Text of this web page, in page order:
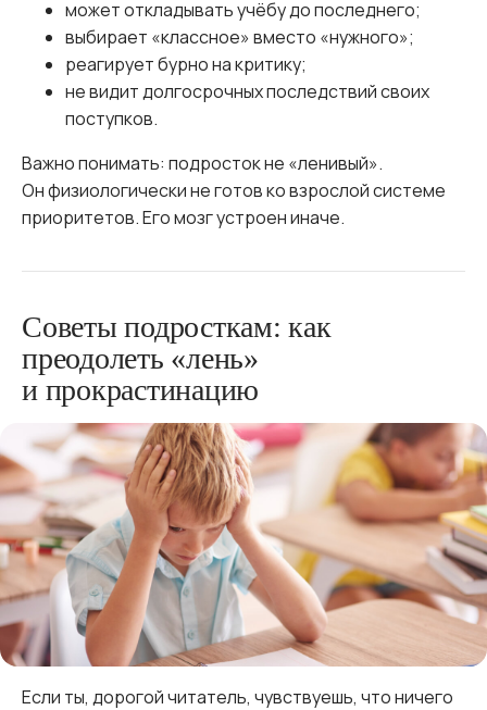
может откладывать учёбу до последнего;
выбирает «классное» вместо «нужного»;
реагирует бурно на критику;
не видит долгосрочных последствий своих
поступков.
Важно понимать: подросток не «ленивый».
Он физиологически не готов ко взрослой системе
приоритетов. Его мозг устроен иначе.
Советы подросткам: как
преодолеть «лень»
и прокрастинацию
Если ты, дорогой читатель, чувствуешь, что ничего